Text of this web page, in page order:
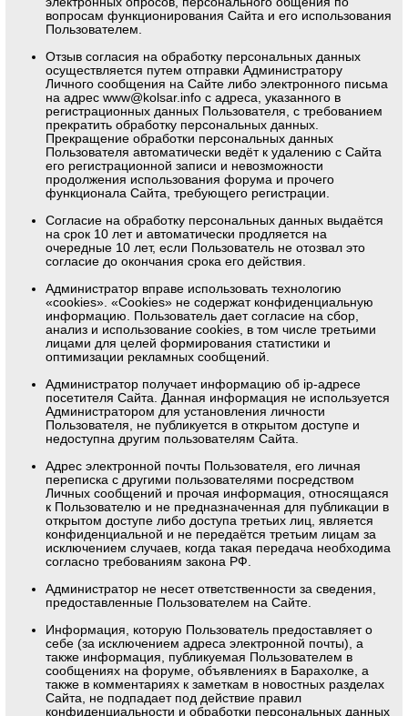
вопросам функционирования Сайта и его использования
Пользователем.
Отзыв согласия на обработку персональных данных
осуществляется путем отправки Администратору
Личного сообщения на Сайте либо электронного письма
на адресwww@kolsar.info с адреса, указанного в
регистрационных данных Пользователя, с требованием
прекратить обработку персональных данных.
Прекращение обработки персональных данных
Пользователя автоматически ведёт к удалению с Сайта
его регистрационной записи и невозможности
продолжения использования форума и прочего
функционала Сайта, требующего регистрации.
Согласие на обработку персональных данных выдаётся
на срок 10 лет и автоматически продляется на
очередные 10 лет, если Пользователь не отозвал это
согласие до окончания срока его действия.
Администратор вправе использовать технологию
«cookies». «Cookies» не содержат конфиденциальную
информацию. Пользователь дает согласие на сбор,
анализ и использование cookies, в том числе третьими
лицами для целей формирования статистики и
оптимизации рекламных сообщений.
Администратор получает информацию об ip-адресе
посетителя Сайта. Данная информация не используется
Администратором для установления личности
Пользователя, не публикуется в открытом доступе и
недоступна другим пользователям Сайта.
Адрес электронной почты Пользователя, его личная
переписка с другими пользователями посредством
Личных сообщений и прочая информация, относящаяся
к Пользователю и не предназначенная для публикации в
открытом доступе либо доступа третьих лиц, является
конфиденциальной и не передаётся третьим лицам за
исключением случаев, когда такая передача необходима
согласно требованиям закона РФ.
Администратор не несет ответственности за сведения,
предоставленные Пользователем на Сайте.
Информация, которую Пользователь предоставляет о
себе (за исключением адреса электронной почты), а
также информация, публикуемая Пользователем в
сообщениях на форуме, объявлениях в Барахолке, а
также в комментариях к заметкам в новостных разделах
Сайта, не подпадает под действие правил
конфиденциальности и обработки персональных данных